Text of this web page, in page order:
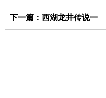
下一篇： 西湖龙井传说一